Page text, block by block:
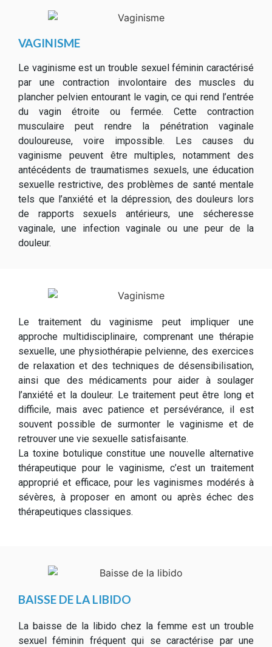
VAGINISME
Le vaginisme est un trouble sexuel féminin caractérisé
par une contraction involontaire des muscles du
plancher pelvien entourant le vagin, ce qui rend l’entrée
du vagin étroite ou fermée. Cette contraction
musculaire peut rendre la pénétration vaginale
douloureuse, voire impossible. Les causes du
vaginisme peuvent être multiples, notamment des
antécédents de traumatismes sexuels, une éducation
sexuelle restrictive, des problèmes de santé mentale
tels que l’anxiété et la dépression, des douleurs lors
de rapports sexuels antérieurs, une sécheresse
vaginale, une infection vaginale ou une peur de la
douleur.
Le traitement du vaginisme peut impliquer une
approche multidisciplinaire, comprenant une thérapie
sexuelle, une physiothérapie pelvienne, des exercices
de relaxation et des techniques de désensibilisation,
ainsi que des médicaments pour aider à soulager
l’anxiété et la douleur. Le traitement peut être long et
difficile, mais avec patience et persévérance, il est
souvent possible de surmonter le vaginisme et de
retrouver une vie sexuelle satisfaisante.
La toxine botulique constitue une nouvelle alternative
thérapeutique pour le vaginisme, c’est un traitement
approprié et efficace, pour les vaginismes modérés à
sévères, à proposer en amont ou après échec des
thérapeutiques classiques.
BAISSE DE LA LIBIDO
La baisse de la libido chez la femme est un trouble
sexuel féminin fréquent qui se caractérise par une